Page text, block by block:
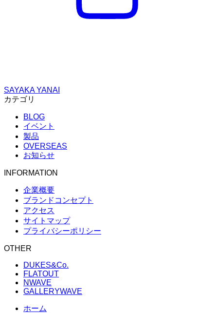
SAYAKA YANAI
カテゴリ
BLOG
イベント
製品
OVERSEAS
お知らせ
INFORMATION
企業概要
ブランドコンセプト
アクセス
サイトマップ
プライバシーポリシー
OTHER
DUKES&Co.
FLATOUT
NWAVE
GALLERYWAVE
ホーム